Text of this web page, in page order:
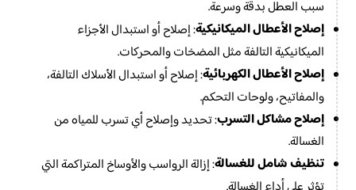
سبب العطل بدقة وسرعة.
إصلاح الأعطال الميكانيكية: إصلاح أو استبدال الأجزاء
الميكانيكية التالفة مثل المضخات والمحركات.
إصلاح الأعطال الكهربائية: إصلاح أو استبدال الأسلاك التالفة،
والمفاتيح، ولوحات التحكم.
إصلاح مشاكل التسرب: تحديد وإصلاح أي تسرب للمياه من
الغسالة.
تنظيف شامل للغسالة: إزالة الرواسب والأوساخ المتراكمة التي